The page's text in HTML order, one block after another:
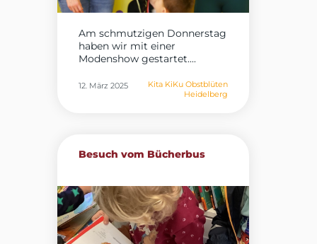
Am schmutzigen Donnerstag
haben wir mit einer
Modenshow gestartet....
12. März 2025
Kita KiKu Obstblüten
Heidelberg
Besuch vom Bücherbus